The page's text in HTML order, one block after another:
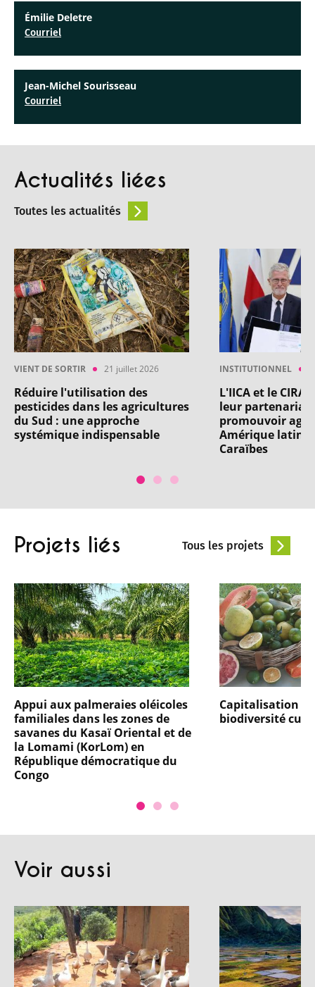
Émilie Deletre
Courriel
Jean-Michel Sourisseau
Courriel
Actualités liées
Toutes les actualités
VIENT DE SORTIR 21 juillet 2026
Réduire l'utilisation des
pesticides dans les agricultures
du Sud : une approche
systémique indispensable
INSTITUTIONNEL
L'IICA et le
leur partenariat
promouvoir
Amérique latine
Caraïbes
Projets liés Tous les projets
Appui aux palmeraies oléicoles
familiales dans les zones de
savanes du Kasaï Oriental et de
la Lomami (KorLom) en
République démocratique du
Congo
Capitalisation
biodiversité
Voir aussi